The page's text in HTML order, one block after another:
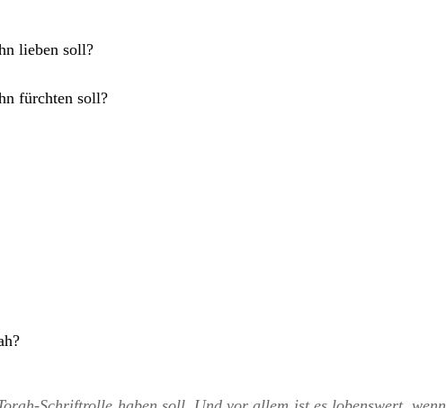
lieben soll?
fürchten soll?